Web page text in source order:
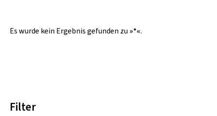
Es wurde kein Ergebnis gefunden zu »*«.
Filter